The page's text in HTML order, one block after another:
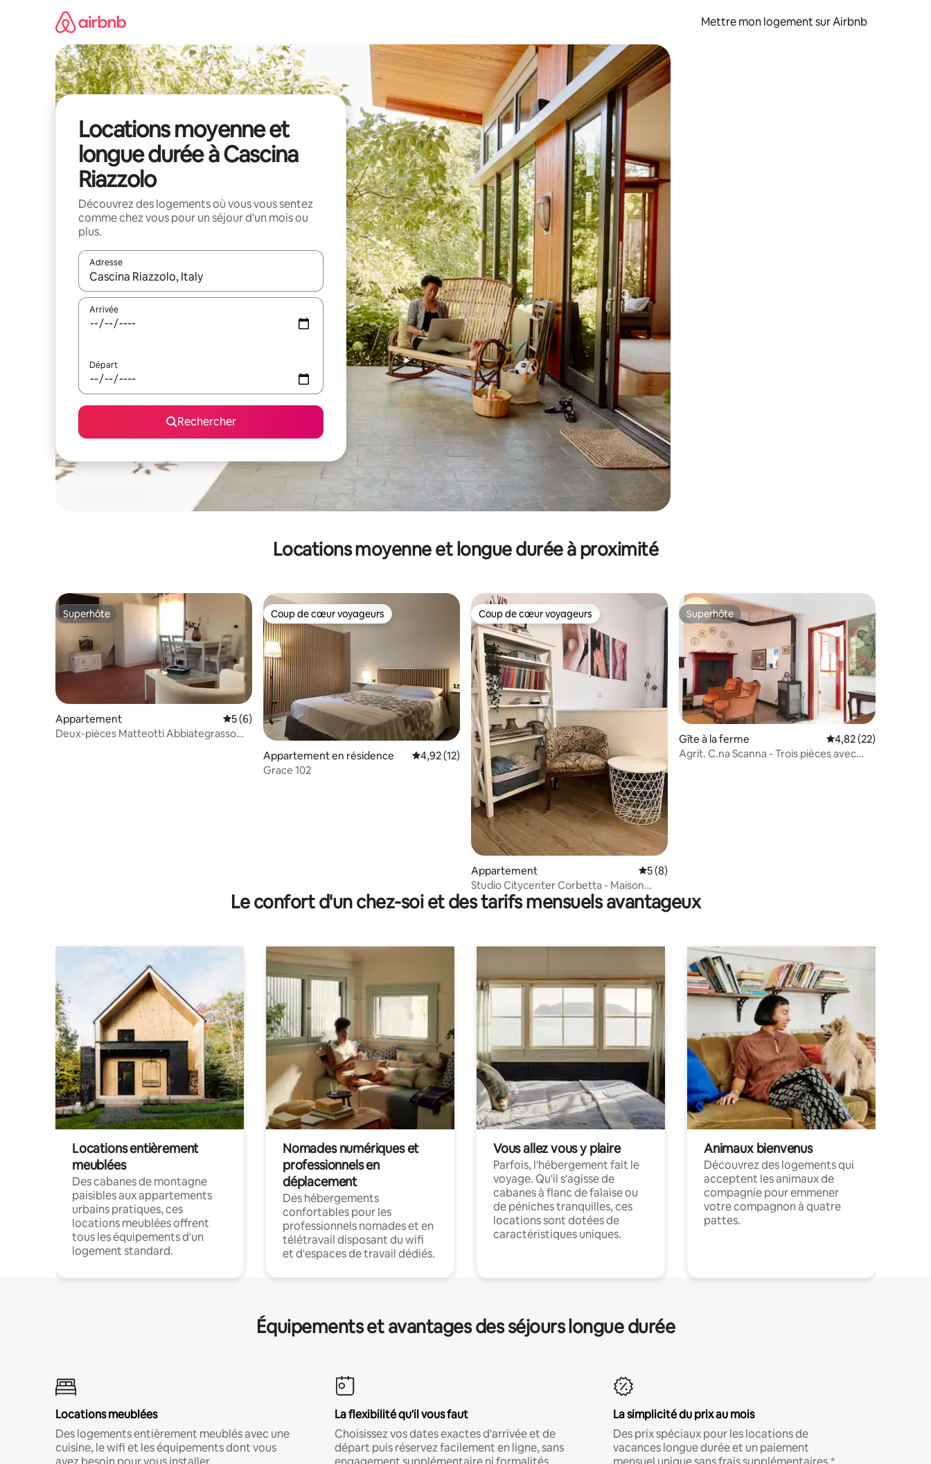
Mettre mon logement sur Airbnb
Locations moyenne et
longue durée à Cascina
Riazzolo
Découvrez des logements où vous vous sentez
comme chez vous pour un séjour d'un mois ou
plus.
Adresse
Lorsque les résultats s'affichent, utilisez les flèches vers le haut et vers le bas pour les parcourir ou en appuyant et en faisant glisser.
Arrivée
Départ
Rechercher
Locations moyenne et longue durée à proximité
Superhôte
Superhôte
Appartement Évaluation moyenne sur la base de 6 commentaires : 5 sur 5
5 (6)
Deux-pièces Matteotti Abbiategrasso
Coup de cœur voyageurs
Coup de cœur voyageurs
Appartement en résidence Évaluation moyenne sur la base de 12 commentaires : 4,92 sur 5
4,92 (12)
Grace 102
Coup de cœur voyageurs
Coup de cœur voyageurs
Appartement Évaluation moyenne sur la base de 8 commentaires : 5 sur 5
5 (8)
Studio Citycenter Corbetta - Maison
laboratoire Milan
Superhôte
Superhôte
Gîte à la ferme Évaluation moyenne
4,82 (22)
Agrit. C.na Scanna - Trois pièces avec
Le confort d'un chez-soi et des tarifs mensuels avantageux
Locations entièrement
meublées
Des cabanes de montagne
paisibles aux appartements
urbains pratiques, ces
locations meublées offrent
tous les équipements d'un
logement standard.
Nomades numériques et
professionnels en
déplacement
Des hébergements
confortables pour les
professionnels nomades et en
télétravail disposant du wifi
et d'espaces de travail dédiés.
Vous allez vous y plaire
Parfois, l'hébergement fait le
voyage. Qu'il s'agisse de
cabanes à flanc de falaise ou
de péniches tranquilles, ces
locations sont dotées de
caractéristiques uniques.
Animaux bienvenus
Découvrez des logements qui
acceptent les animaux de
compagnie pour emmener
votre compagnon à quatre
pattes.
Équipements et avantages des séjours longue durée
Locations meublées
Des logements entièrement meublés avec une
cuisine, le wifi et les équipements dont vous
La flexibilité qu'il vous faut
Choisissez vos dates exactes d'arrivée et de
départ puis réservez facilement en ligne, sans
La simplicité du prix au mois
Des prix spéciaux pour les locations de
vacances longue durée et un paiement